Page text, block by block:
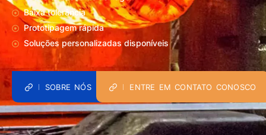
Baixa tolerância
Prototipagem rápida
Soluções personalizadas disponíveis
SOBRE NÓS ENTRE EM CONTATO CONOSCO